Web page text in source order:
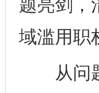
题亮剑，
域滥用职
从问题